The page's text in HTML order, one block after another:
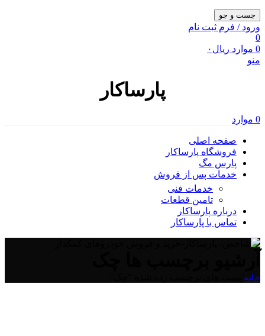
جست و جو
ورود / فرم ثبت نام
0
0 موارد ریال ۰
منو
پارساکار
0 موارد
صفحه اصلی
فروشگاه پارساکار
پارس مگ
خدمات پس از فروش
خدمات فنی
تامین قطعات
درباره پارساکار
تماس با پارساکار
خانه